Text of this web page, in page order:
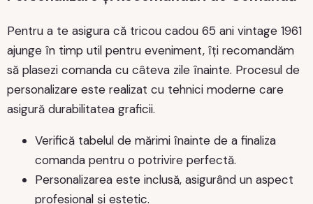
Pentru a te asigura că tricou cadou 65 ani vintage 1961
ajunge în timp util pentru eveniment, îți recomandăm
să plasezi comanda cu câteva zile înainte. Procesul de
personalizare este realizat cu tehnici moderne care
asigură durabilitatea graficii.
Verifică tabelul de mărimi înainte de a finaliza
comanda pentru o potrivire perfectă.
Personalizarea este inclusă, asigurând un aspect
profesional și estetic.